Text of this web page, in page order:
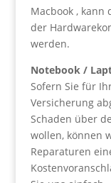
Macbook , kann
der
werden.
Notebook /
Sofern Sie für
Versicherung
Schaden über
wollen, können
Reparaturen